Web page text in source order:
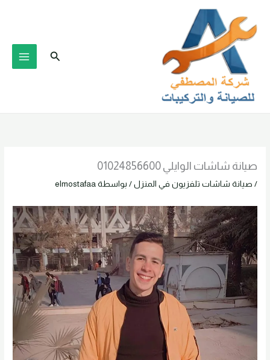
المحتوى
البحث
صيانة شاشات الوايلي 01024856600
/ صيانة شاشات تلفزيون في المنزل / بواسطة elmostafaa